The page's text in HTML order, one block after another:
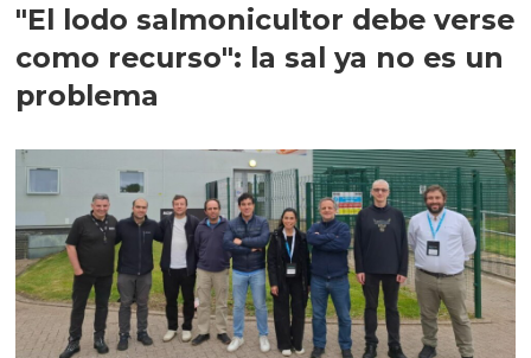
"El lodo salmonicultor debe verse
como recurso": la sal ya no es un
problema